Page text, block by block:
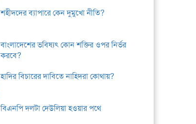
শহীদদের ব্যাপারে কেন দুমুখো নীতি?
বাংলাদেশের ভবিষ্যৎ কোন শক্তির ওপর নির্ভর
করবে?
হাদির বিচারের দাবিতে নাহিদরা কোথায়?
বিএনপি দলটা দেউলিয়া হওয়ার পথে